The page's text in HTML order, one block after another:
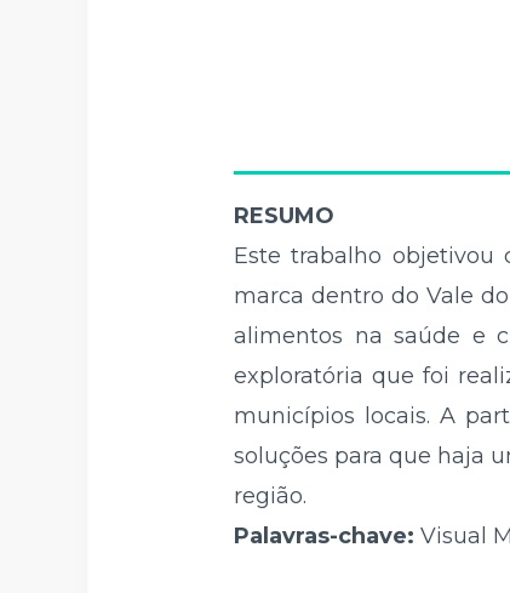
RESUMO
Este trabalho objetivou
marca dentro do Vale
alimentos na saúde e
exploratória que foi
municípios locais. A
soluções para que haja
região.
Palavras-chave: Visual